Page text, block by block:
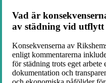
Vad är
av städning vid
Konsekvenserna av
enligt kommentarerna
för städning trots eget
dokumentation och